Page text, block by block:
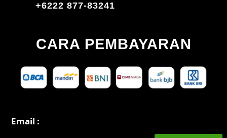
+6222 877-83241
CARA PEMBAYARAN
Email :